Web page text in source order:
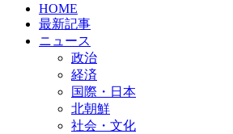
HOME
最新記事
ニュース
政治
経済
国際・日本
北朝鮮
社会・文化